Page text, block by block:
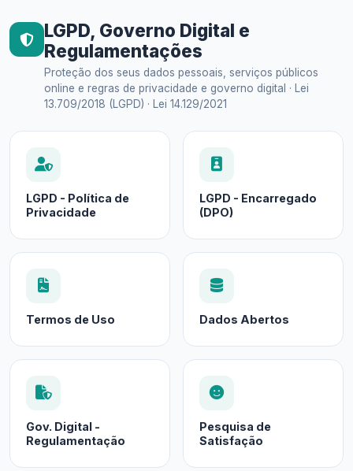
LGPD, Governo Digital e
Regulamentações
Proteção dos seus dados pessoais, serviços públicos
online e regras de privacidade e governo digital · Lei
13.709/2018 (LGPD) · Lei 14.129/2021
LGPD - Política de
Privacidade
LGPD - Encarregado
(DPO)
Termos de Uso Dados Abertos
Gov. Digital -
Regulamentação
Pesquisa de
Satisfação